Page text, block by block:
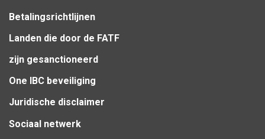
Betalingsrichtlijnen
Landen die door de FATF
zijn gesanctioneerd
One IBC beveiliging
Juridische disclaimer
Sociaal netwerk